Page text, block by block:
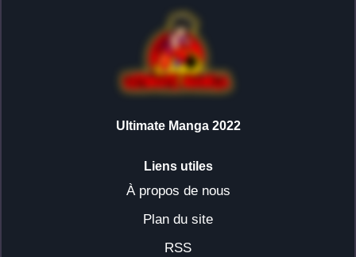
Ultimate Manga 2022
Liens utiles
À propos de nous
Plan du site
RSS